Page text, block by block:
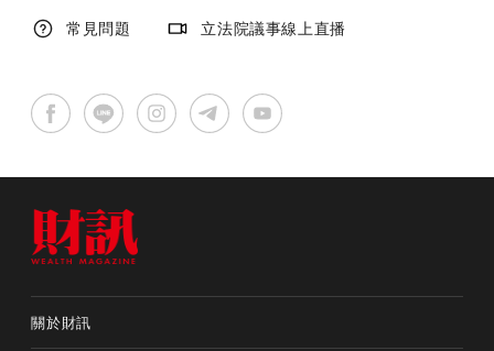
常見問題
立法院議事線上直播
關於財訊